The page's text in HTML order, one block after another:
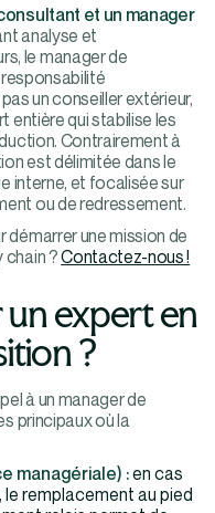
et un manager
analyse et
le manager de
un conseiller extérieur,
entière qui stabilise les
Contrairement à
est délimitée dans le
interne, et focalisée sur
ou de redressement.
démarrer une mission de
chain ?Contactez-nous !
expert en
?
à un manager de
principaux où la
managériale) :en cas
le remplacement au pied